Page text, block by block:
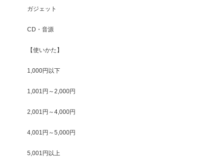
ガジェット
CD・音源
【使いかた】
1,000円以下
1,001円～2,000円
2,001円～4,000円
4,001円～5,000円
5,001円以上